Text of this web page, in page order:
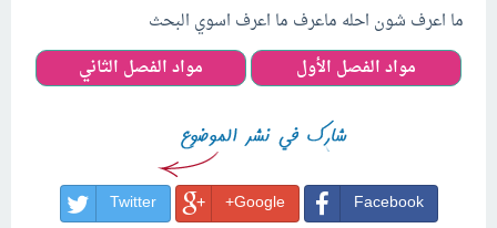
ما اعرف شون احله ماعرف ما اعرف اسوي البحث
مواد الفصل الأول
مواد الفصل الثاني
Facebook
Google+
Twitter